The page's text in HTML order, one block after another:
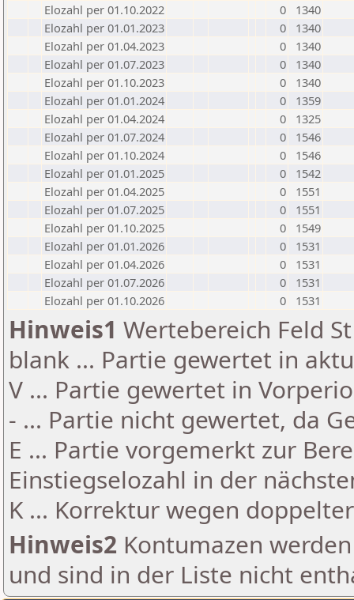
Elozahl per 01.10.2022
0
1340
Elozahl per 01.01.2023
0
1340
Elozahl per 01.04.2023
0
1340
Elozahl per 01.07.2023
0
1340
Elozahl per 01.10.2023
0
1340
Elozahl per 01.01.2024
0
1359
Elozahl per 01.04.2024
0
1325
Elozahl per 01.07.2024
0
1546
Elozahl per 01.10.2024
0
1546
Elozahl per 01.01.2025
0
1542
Elozahl per 01.04.2025
0
1551
Elozahl per 01.07.2025
0
1551
Elozahl per 01.10.2025
0
1549
Elozahl per 01.01.2026
0
1531
Elozahl per 01.04.2026
0
1531
Elozahl per 01.07.2026
0
1531
Elozahl per 01.10.2026
0 1531
Hinweis1 Wertebereich Feld
blank ... Partie gewertet in
V ... Partie gewertet in
- ... Partie nicht gewertet, da
E ... Partie vorgemerkt zur
Einstiegselozahl in der
K ... Korrektur wegen
Hinweis2 Kontumazen
und sind in der Liste nicht